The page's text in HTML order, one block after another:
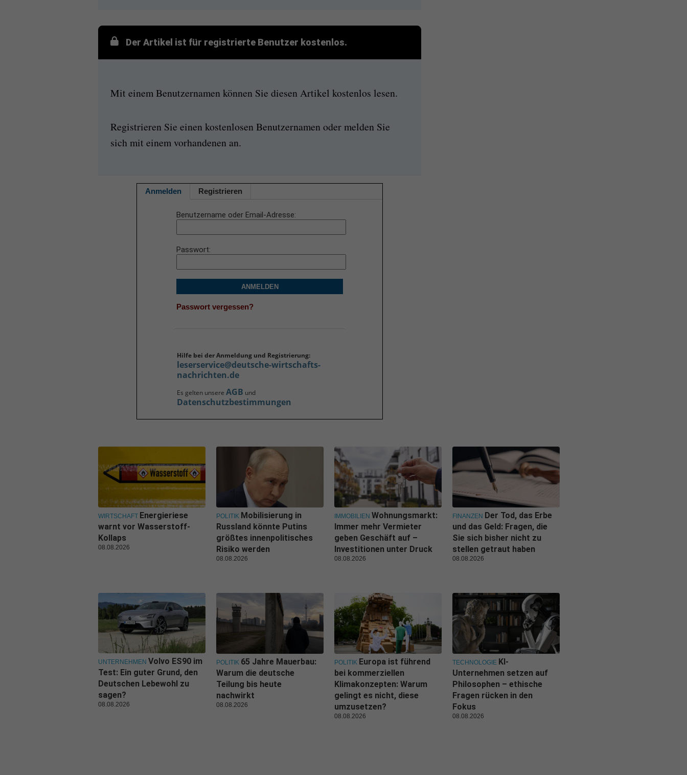
Der Artikel ist für registrierte Benutzer kostenlos.
Mit einem Benutzernamen können Sie diesen Artikel kostenlos lesen.
Registrieren Sie einen kostenlosen Benutzernamen oder melden Sie
sich mit einem vorhandenen an.
Anmelden Registrieren
Benutzername oder Email-Adresse
Passwort
ANMELDEN
Passwort vergessen?
Hilfe bei der Anmeldung und Registrierung:
leserservice@deutsche-wirtschafts-
nachrichten.de
Es gelten unsere AGB und
Datenschutzbestimmungen
WIRTSCHAFT Energieriese
warnt vor Wasserstoff-
Kollaps
08.08.2026
POLITIK Mobilisierung in
Russland könnte Putins
größtes innenpolitisches
Risiko werden
08.08.2026
IMMOBILIEN Wohnungsmarkt:
Immer mehr Vermieter
geben Geschäft auf –
Investitionen unter Druck
08.08.2026
FINANZEN Der Tod, das Erbe
und das Geld: Fragen, die
Sie sich bisher nicht zu
stellen getraut haben
08.08.2026
UNTERNEHMEN Volvo ES90 im
Test: Ein guter Grund, den
Deutschen Lebewohl zu
sagen?
08.08.2026
POLITIK 65 Jahre Mauerbau:
Warum die deutsche
Teilung bis heute
nachwirkt
08.08.2026
POLITIK Europa ist führend
bei kommerziellen
Klimakonzepten: Warum
gelingt es nicht, diese
umzusetzen?
08.08.2026
TECHNOLOGIE KI-
Unternehmen setzen auf
Philosophen – ethische
Fragen rücken in den
Fokus
08.08.2026